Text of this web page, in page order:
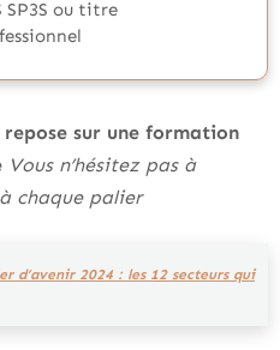
SP3S ou titre
sur une formation
Vous n’hésitez pas à
chaque palier
d’avenir 2024 : les 12 secteurs qui